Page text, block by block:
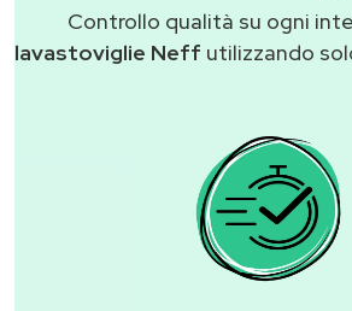
Controllo qualità su ogni
lavastoviglie Neff utilizzando